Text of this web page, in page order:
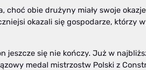
choć obie drużyny miały swoje
okazali się gospodarze, którzy
jeszcze się nie kończy. Już w
medal mistrzostw Polski z